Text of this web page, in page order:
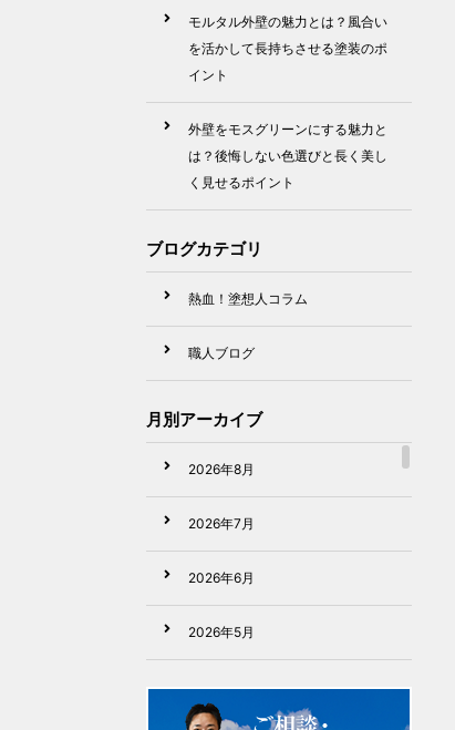
モルタル外壁の魅力とは？風合い
を活かして長持ちさせる塗装のポ
イント
外壁をモスグリーンにする魅力と
は？後悔しない色選びと長く美し
く見せるポイント
ブログカテゴリ
熱血！塗想人コラム
職人ブログ
月別アーカイブ
2026年8月
2026年7月
2026年6月
2026年5月
2026年4月